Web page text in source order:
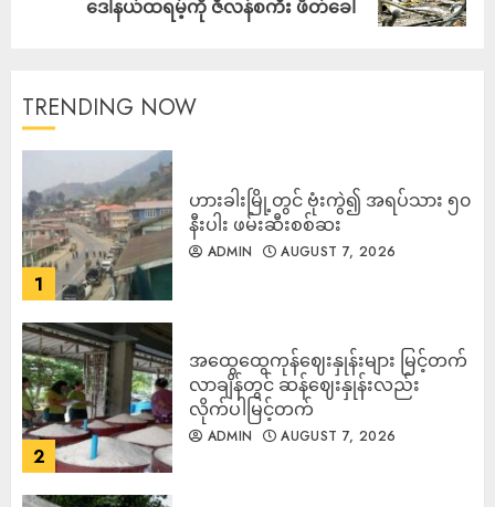
ဒေါ်နယ်ထရမ့်ကို ဇီလန်စကီး ဖိတ်ခေါ်
TRENDING NOW
1
ဟားခါးမြို့တွင် ဗုံးကွဲ၍ အရပ်သား ၅၀
နီးပါး ဖမ်းဆီးစစ်ဆး
ADMIN AUGUST 7, 2026
2
အထွေထွေကုန်ဈေးနှုန်းများ မြင့်တက်
လာချိန်တွင် ဆန်ဈေးနှုန်းလည်း
လိုက်ပါမြင့်တက်
ADMIN AUGUST 7, 2026